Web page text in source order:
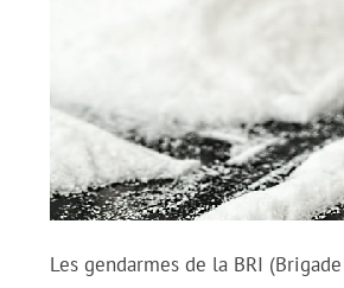
Les gendarmes de la BRI